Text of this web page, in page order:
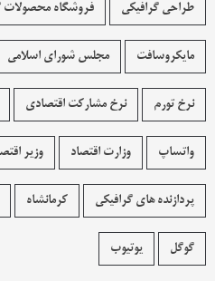
طراحی گرافیکی فروشگاه محصولات
مایکروسافت مجلس شورای اسلامی
نرخ تورم نرخ مشارکت اقتصادی
واتساپ وزارت اقتصاد وزیر
پردازنده های گرافیکی کرمانشاه
گوگل یوتیوب